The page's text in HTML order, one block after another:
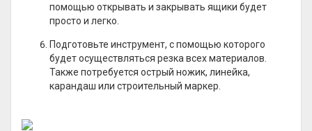
помощью открывать и закрывать ящики будет
просто и легко.
Подготовьте инструмент, с помощью которого
будет осуществляться резка всех материалов.
Также потребуется острый ножик, линейка,
карандаш или строительный маркер.